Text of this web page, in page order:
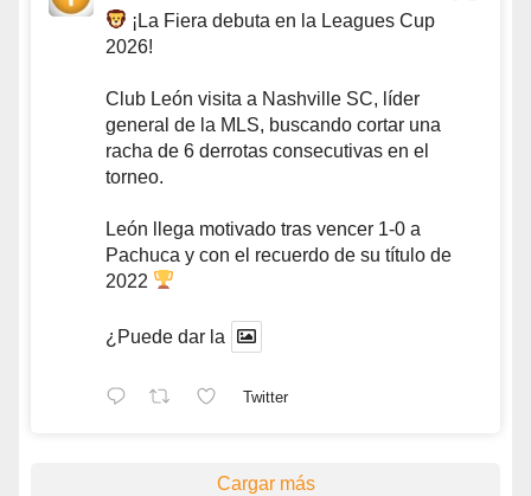
¡La Fiera debuta en la Leagues Cup
2026!
Club León visita a Nashville SC, líder
general de la MLS, buscando cortar una
racha de 6 derrotas consecutivas en el
torneo.
León llega motivado tras vencer 1-0 a
Pachuca y con el recuerdo de su título de
2022
¿Puede dar la
Twitter
Cargar más